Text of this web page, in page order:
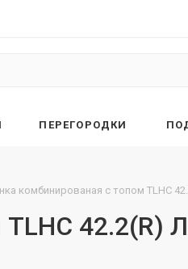
ПЕРЕГОРОДКИ
комбинированая с топом TLHC
42.2(R)